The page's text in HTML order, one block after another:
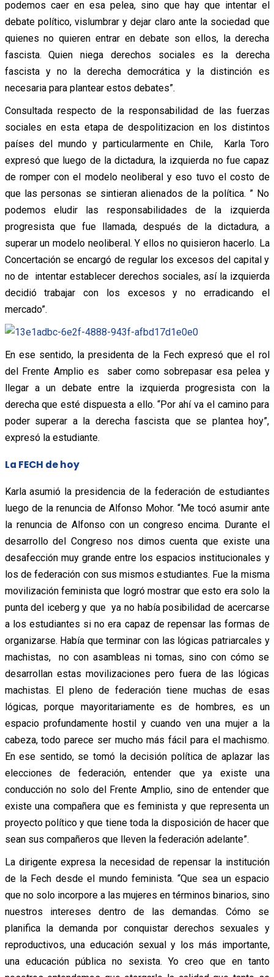
podemos caer en esa pelea, sino que hay que intentar el
debate político, vislumbrar y dejar claro ante la sociedad que
quienes no quieren entrar en debate son ellos, la derecha
fascista. Quien niega derechos sociales es la derecha
fascista y no la derecha democrática y la distinción es
necesaria para plantear estos debates”.
Consultada respecto de la responsabilidad de las fuerzas
sociales en esta etapa de despolitizacion en los distintos
países del mundo y particularmente en Chile, Karla Toro
expresó que luego de la dictadura, la izquierda no fue capaz
de romper con el modelo neoliberal y eso tuvo el costo de
que las personas se sintieran alienados de la política. ” No
podemos eludir las responsabilidades de la izquierda
progresista que fue llamada, después de la dictadura, a
superar un modelo neoliberal. Y ellos no quisieron hacerlo. La
Concertación se encargó de regular los excesos del capital y
no de intentar establecer derechos sociales, así la izquierda
decidió trabajar con los excesos y no erradicando el
mercado”.
En ese sentido, la presidenta de la Fech expresó que el rol
del Frente Amplio es saber como sobrepasar esa pelea y
llegar a un debate entre la izquierda progresista con la
derecha que esté dispuesta a ello. “Por ahí va el camino para
poder superar a la derecha fascista que se plantea hoy”,
expresó la estudiante.
La FECH de hoy
Karla asumió la presidencia de la federación de estudiantes
luego de la renuncia de Alfonso Mohor. “Me tocó asumir ante
la renuncia de Alfonso con un congreso encima. Durante el
desarrollo del Congreso nos dimos cuenta que existe una
desafección muy grande entre los espacios institucionales y
los de federación con sus mismos estudiantes. Fue la misma
movilización feminista que logró mostrar que esto era solo la
punta del iceberg y que ya no había posibilidad de acercarse
a los estudiantes si no era capaz de repensar las formas de
organizarse. Había que terminar con las lógicas patriarcales y
machistas, no con asambleas ni tomas, sino con cómo se
desarrollan estas movilizaciones pero fuera de las lógicas
machistas. El pleno de federación tiene muchas de esas
lógicas, porque mayoritariamente es de hombres, es un
espacio profundamente hostil y cuando ven una mujer a la
cabeza, todo parece ser mucho más fácil para el machismo.
En ese sentido, se tomó la decisión política de aplazar las
elecciones de federación, entender que ya existe una
conducción no solo del Frente Amplio, sino de entender que
existe una compañera que es feminista y que representa un
proyecto político y que tiene toda la disposición de hacer que
sean sus compañeros que lleven la federación adelante”.
La dirigente expresa la necesidad de repensar la institución
de la Fech desde el mundo feminista. “Que sea un espacio
que no solo incorpore a las mujeres en términos binarios, sino
nuestros intereses dentro de las demandas. Cómo se
planifica la demanda por conquistar derechos sexuales y
reproductivos, una educación sexual y los más importante,
una educación pública no sexista. Yo creo que en tanto